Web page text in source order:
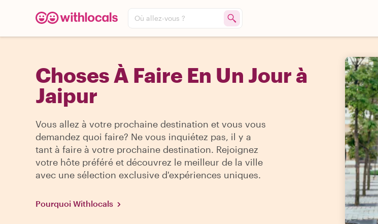
Où allez-vous ?
Choses À Faire En Un Jour à
Jaipur
Vous allez à votre prochaine destination et vous vous
demandez quoi faire? Ne vous inquiétez pas, il y a
tant à faire à votre prochaine destination. Rejoignez
votre hôte préféré et découvrez le meilleur de la ville
avec une sélection exclusive d'expériences uniques.
Pourquoi Withlocals